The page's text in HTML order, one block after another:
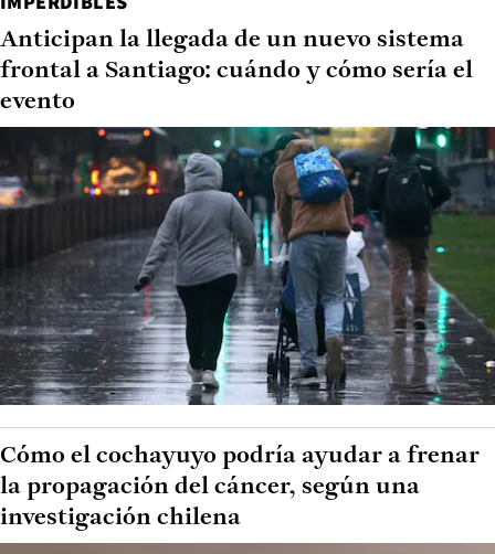
Anticipan la llegada de un nuevo sistema
frontal a Santiago: cuándo y cómo sería el
evento
Cómo el cochayuyo podría ayudar a frenar
la propagación del cáncer, según una
investigación chilena